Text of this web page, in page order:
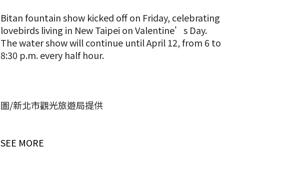
Bitan fountain show kicked off on Friday, celebrating
lovebirds living in New Taipei on Valentine’s Day.
The water show will continue until April 12, from 6 to
8:30 p.m. every half hour.
圖/新北市觀光旅遊局提供
SEE MORE